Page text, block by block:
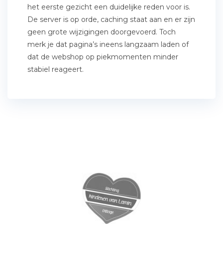
het eerste gezicht een duidelijke reden voor is.
De server is op orde, caching staat aan en er zijn
geen grote wijzigingen doorgevoerd. Toch
merk je dat pagina’s ineens langzaam laden of
dat de webshop op piekmomenten minder
stabiel reageert.